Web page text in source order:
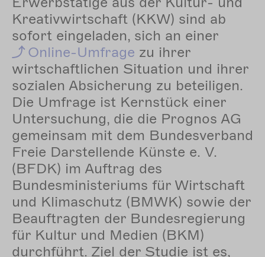
Kreativwirtschaft (KKW) sind ab
sofort eingeladen, sich an einer
Online-Umfrage zu ihrer
wirtschaftlichen Situation und ihrer
sozialen Absicherung zu beteiligen.
Die Umfrage ist Kernstück einer
Untersuchung, die die Prognos AG
gemeinsam mit dem Bundesverband
Freie Darstellende Künste e. V.
(BFDK) im Auftrag des
Bundesministeriums für Wirtschaft
und Klimaschutz (BMWK) sowie der
Beauftragten der Bundesregierung
für Kultur und Medien (BKM)
durchführt. Ziel der Studie ist es,